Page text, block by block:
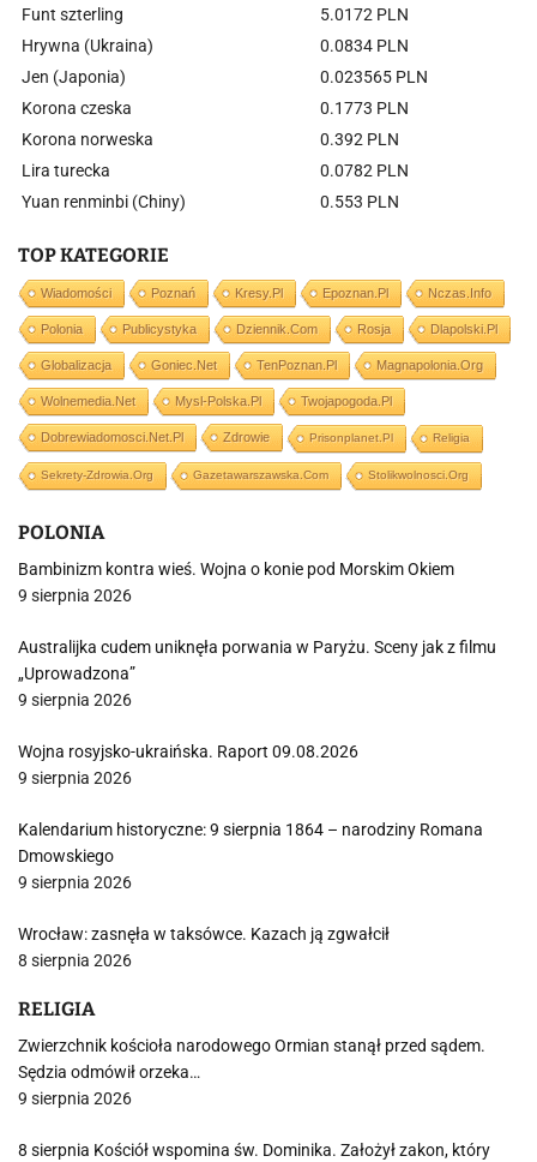
Funt szterling
5.0172 PLN
Hrywna (Ukraina)
0.0834 PLN
Jen (Japonia)
0.023565 PLN
Korona czeska
0.1773 PLN
Korona norweska
0.392 PLN
Lira turecka
0.0782 PLN
Yuan renminbi (Chiny)
0.553 PLN
TOP KATEGORIE
Wiadomości Poznań Kresy.pl Epoznan.pl Nczas.info
Polonia Publicystyka Dziennik.com Rosja Dlapolski.pl
Globalizacja Goniec.net TenPoznan.pl Magnapolonia.org
Wolnemedia.net Mysl-Polska.pl Twojapogoda.pl
Dobrewiadomosci.net.pl Zdrowie Prisonplanet.pl Religia
Sekrety-Zdrowia.org Gazetawarszawska.com Stolikwolnosci.org
POLONIA
Bambinizm kontra wieś. Wojna o konie pod Morskim Okiem
9 sierpnia 2026
Australijka cudem uniknęła porwania w Paryżu. Sceny jak z filmu
„Uprowadzona”
9 sierpnia 2026
Wojna rosyjsko-ukraińska. Raport 09.08.2026
9 sierpnia 2026
Kalendarium historyczne: 9 sierpnia 1864 – narodziny Romana
Dmowskiego
9 sierpnia 2026
Wrocław: zasnęła w taksówce. Kazach ją zgwałcił
8 sierpnia 2026
RELIGIA
Zwierzchnik kościoła narodowego Ormian stanął przed sądem.
Sędzia odmówił orzeka…
9 sierpnia 2026
8 sierpnia Kościół wspomina św. Dominika. Założył zakon, który